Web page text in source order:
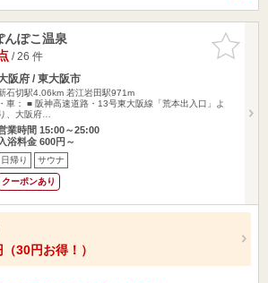
お気に入
りに追加
んぽこ温泉
/ 26 件
阪府 / 東大阪市
石切駅4.06km 若江岩田駅971m
・車： ■ 阪神高速道路・13号東大阪線「荒本出入口」よ
り、大阪府…
業時間 15:00～25:00
入浴料金 600円～
日帰り サウナ
クーポンあり
30円お得！）